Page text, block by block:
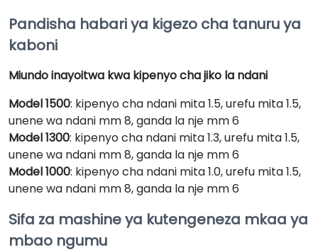
Pandisha habari ya kigezo cha tanuru ya
kaboni
Miundo inayoitwa kwa kipenyo cha jiko la ndani
Model 1500: kipenyo cha ndani mita 1.5, urefu mita 1.5,
unene wa ndani mm 8, ganda la nje mm 6
Model 1300: kipenyo cha ndani mita 1.3, urefu mita 1.5,
unene wa ndani mm 8, ganda la nje mm 6
Model 1000: kipenyo cha ndani mita 1.0, urefu mita 1.5,
unene wa ndani mm 8, ganda la nje mm 6
Sifa za mashine ya kutengeneza mkaa ya
mbao ngumu